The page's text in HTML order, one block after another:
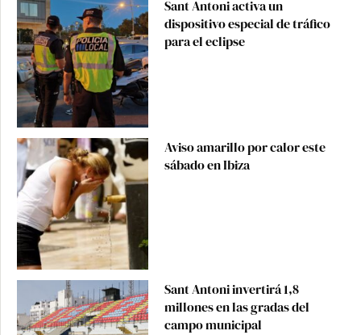
Sant Antoni activa un
dispositivo especial de tráfico
para el eclipse
Aviso amarillo por calor este
sábado en Ibiza
Sant Antoni invertirá 1,8
millones en las gradas del
campo municipal